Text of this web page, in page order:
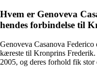
Hvem er Genoveva
hendes forbindelse til
Genoveva Casanova
kæreste til Kronprins
2005, og deres forhold fik